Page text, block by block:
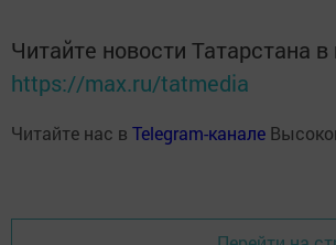
Читайте новости Татарстана
https://max.ru/tatmedia
Читайте нас в Telegram-канале